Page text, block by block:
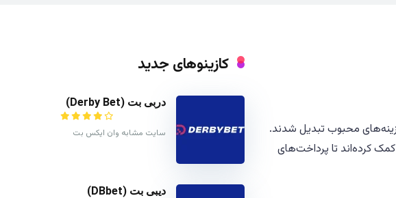
محبوب تبدیل شدند.
کرده‌اند تا پرداخت‌های
کازینوهای جدید
دربی بت (Derby Bet)
سایت مشابه وان ایکس بت
دیبی بت (DBbet)